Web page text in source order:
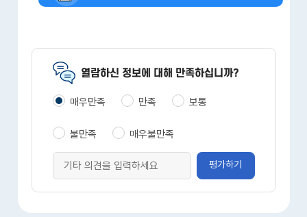
열람하신 정보에 대해 만족하십니까?
매우만족 만족 보통
불만족 매우불만족
평가하기